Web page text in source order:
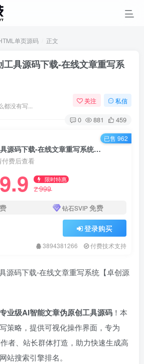
单页源码 正文
具源码下载-在线文章重写系
没有写...
关注 私信
0 881 459
AI智能文章伪原创工具源码下载-在线文章重写系统【卓创源码网】
付费后查看
9.9 限时特惠
Z999
钻石SVIP免费
登录购买
3894381266 付费技术支持
已售 962
源码下载-在线文章重写系统【卓创源
专业级AI智能文章伪原创工具源码 ​！本
策略，提供可视化操作界面，专为
者、站长群体打造，助力快速生成高
站搜索引擎排名。